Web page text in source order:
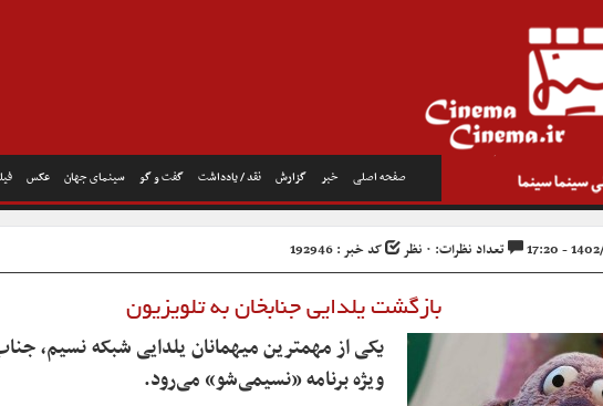
صفحه اصلی خبر گزارش نقد / یادداشت گفت و گو سینمای جهان عکس
تعداد نظرات: ۰ نظر کد خبر : 192946
بازگشت یلدایی جنابخان به تلویزیون
یکی از مهمترین میهمانان یلدایی شبکه نسیم،
ویژه برنامه «نسیمی‌شو» می‌رود.